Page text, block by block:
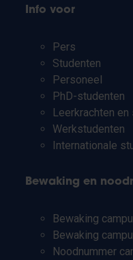
Info voor
Pers
Studenten
Personeel
PhD-studenten
Leerkrachten
Werkstudenten
Internationale
Bewaking en
Bewaking
Bewaking
Noodnummer